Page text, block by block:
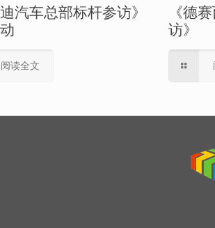
迪汽车总部标杆参访》
阅读全文
《德
访》